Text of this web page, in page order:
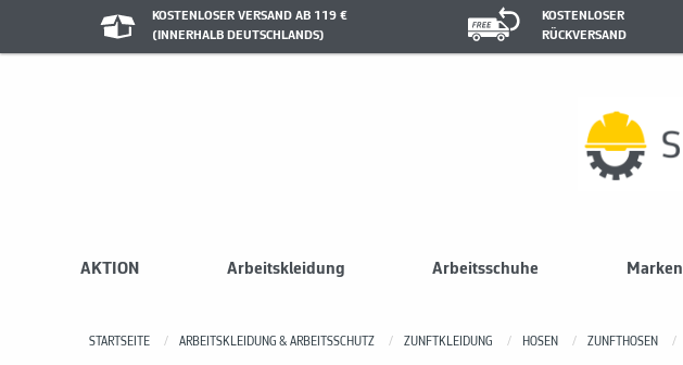
KOSTENLOSER VERSAND AB 119 €
(INNERHALB DEUTSCHLANDS)
KOSTENLOSER
RÜCKVERSAND
AKTION Arbeitskleidung Arbeitsschuhe Marken
STARTSEITE ARBEITSKLEIDUNG & ARBEITSSCHUTZ ZUNFTKLEIDUNG HOSEN ZUNFTHOSEN